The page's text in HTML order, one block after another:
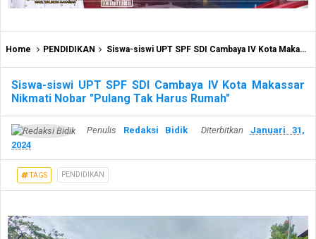
Home PENDIDIKAN Siswa-siswi UPT SPF SDI Cambaya IV Kota Makassar Nikmati Nobar "Pulang Tak Harus Rumah"
Siswa-siswi UPT SPF SDI Cambaya IV Kota Makassar
Nikmati Nobar "Pulang Tak Harus Rumah"
Penulis Redaksi Bidik Diterbitkan Januari 31,
2024
TAGS PENDIDIKAN